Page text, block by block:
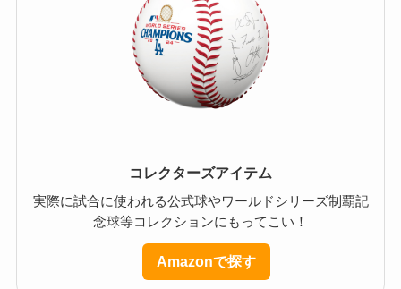
コレクターズアイテム
実際に試合に使われる公式球やワールドシリーズ制覇記
念球等コレクションにもってこい！
Amazonで探す